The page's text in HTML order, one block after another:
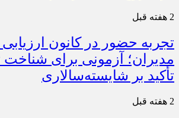
2 هفته قبل
تجربه حضور در کانون
مدیران؛ آزمونی برای شناخت
تأکید بر شایسته‌سالاری
2 هفته قبل